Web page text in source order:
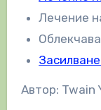
Лечение
Автор: Twain